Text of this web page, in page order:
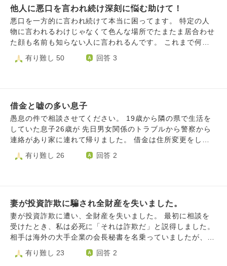
ちらの店長もさぞかし忙しいことはわかっております。 昨
日、病院で復職可の診断書を書いてもらい、いよいよ復職に
向けて！と、 隣町の店長に連絡を入れたところ、「俺は〇
〇店（夫の職場）の店長じゃねーし」と言われたようです。
す。」と伝え、後のことは本社に判断を委ねると言っていま
も悲しい気持ちになりました。 そんな態度を取られたと聞
いて涙がとまりません。 夫は大丈夫。と言っていますが。
この感情、どの様に治めたらよいでしょうか。 とても辛い
です。
他人に悪口を言われ続け深刻に悩む助けて！
悪口を一方的に言われ続けて本当に困ってます。 特定の人
物に言われるわけじゃなくて色んな場所でたまたま居合わせ
た顔も名前も知らない人に言われるんです。 これまで何人
に言われたかわからないほどです。 言う人はほぼ女性で20
歳代を中心にたまに30歳代40歳代くらいの人。 20歳半ばか
のせいだと思いそのまま歩きました。 歩いてきた女性が近
づいて突然［ダサい！］と声出したんです。 女性はそのま
ま歩き去りました。 私は何が何だかわからずただただ気分
の悪い想いをしました。 以前はどこに行ってもそういうの
になりました。 すれ違う前に言ってくる人が圧倒的に多い
止まって後ろを振り向いてみたら女性はすでに私のほうを見
ていて何が面白いのか笑ってました。 悪意を感じました。
路上、駅、電車、バス、観光地どこでもそんな目に遭いま
す。 商業施設に遊びに行ってもほかの客が笑って［ダサ
［ダッサァ！］と言って笑ってきました。 別の日に店の前
有り難し 50 回答 3
借金と嘘の多い息子
愚息の件で相談させてください。 19歳から隣の県で生活を
していた息子26歳が 先日男女関係のトラブルから警察から
連絡があり家に連れて帰りました。 借金は住所変更をして
いなかった為大量の 請求書が届いていたので知っていま
す。 自宅に訪問もされていました。 息子に電話しても全く
も連絡が入り息子に 聞いても借りてない！を通していて 先
日弁護士さんの所に行き相談したところ 闇金や知人や消費
者金融などから多額の 借金をしていました。 現在わたしは
夫と別居しており娘2人と3人で生活をしていますが、自分達
抱えています。 育て方が悪かった事や息子の責任として 仕
有り難し 26 回答 2
妻が投資詐欺に騙され全財産を失いました。
妻が投資詐欺に遭い、全財産を失いました。 最初に相談を
受けたとき、私は必死に「それは詐欺だ」と説得しました。
相手は海外の大手企業の会長秘書を名乗っていましたが、私
はその場で企業に国際電話をかけ、そんな人物は存在せず、
投資話も虚偽であると確認しました。証拠を突きつけて説明
有り難し 23 回答 2